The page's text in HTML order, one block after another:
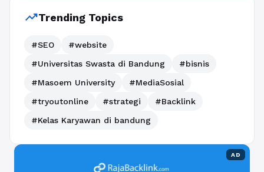
trending_upTrending Topics
#SEO
#website
#Universitas Swasta di Bandung
#bisnis
#Masoem University
#MediaSosial
#tryoutonline
#strategi
#Backlink
#Kelas Karyawan di bandung
AD